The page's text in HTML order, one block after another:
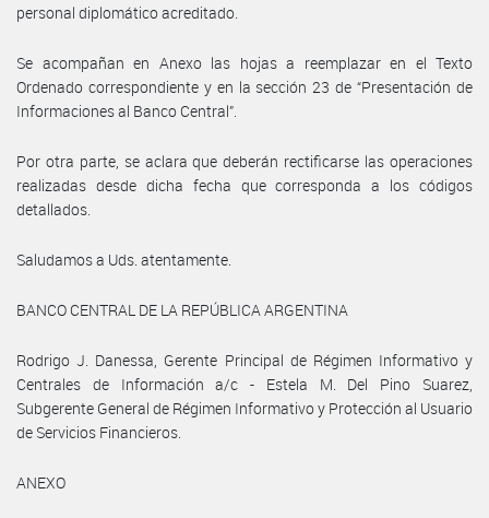
personal diplomático acreditado.
Se acompañan en Anexo las hojas a reemplazar en el Texto
Ordenado correspondiente y en la sección 23 de “Presentación de
Informaciones al Banco Central”.
Por otra parte, se aclara que deberán rectificarse las operaciones
realizadas desde dicha fecha que corresponda a los códigos
detallados.
Saludamos a Uds. atentamente.
BANCO CENTRAL DE LA REPÚBLICA ARGENTINA
Rodrigo J. Danessa, Gerente Principal de Régimen Informativo y
Centrales de Información a/c - Estela M. Del Pino Suarez,
Subgerente General de Régimen Informativo y Protección al Usuario
de Servicios Financieros.
ANEXO